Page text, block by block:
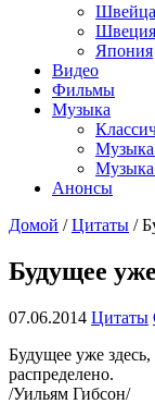
Швеция
Япония
Видео
Фильмы
Музыка
Музыка
Анонсы
Домой / Цитаты /
Будущее
07.06.2014 Цитаты
Будущее уже
распределено.
/Уильям Гибсон/